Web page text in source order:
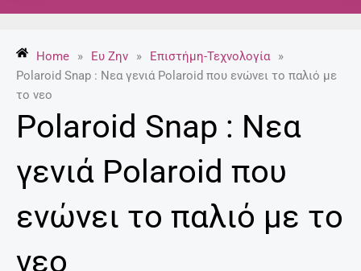
f
-
p
Home » Ευ Ζην » Επιστήμη-Τεχνολογία
»
Polaroid Snap : Νεα γενιά Polaroid που ενώνει το παλιό με
το νεο
Polaroid Snap : Νεα
γενιά Polaroid που
ενώνει το παλιό με το
νεο